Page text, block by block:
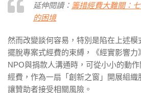
延伸閱讀： 籌措經費大難關：
的困境
然而改變談何容易，特別是陷在上述模
擺脫專案式經費的束縛，《經實影響力
NPO與捐款人溝通時，可從小小的動
經費，作為一扇「創新之窗」開展組織
讓贊助者接受相關風險。